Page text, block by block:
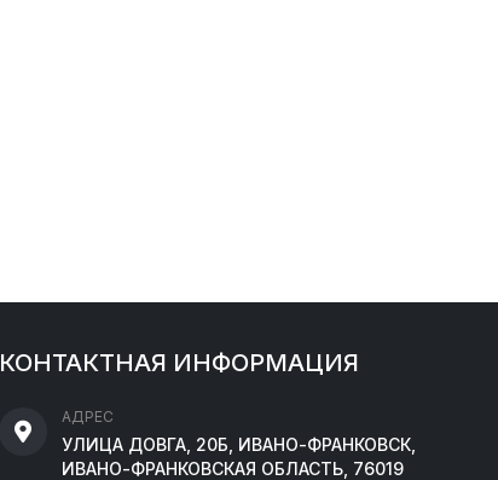
КОНТАКТНАЯ ИНФОРМАЦИЯ
АДРЕС
УЛИЦА ДОВГА, 20Б, ИВАНО-ФРАНКОВСК,
ИВАНО-ФРАНКОВСКАЯ ОБЛАСТЬ, 76019